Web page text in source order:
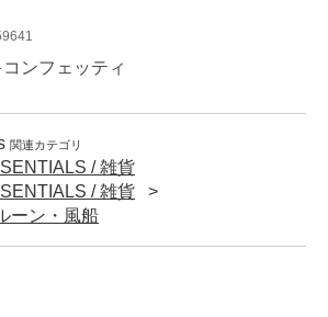
ンフェッティ
関連カテゴリ
/ 雑貨
/ 雑貨
ーン・風船